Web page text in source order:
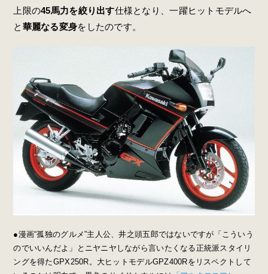
上限の45馬力を絞り出す仕様となり、一躍ヒットモデルへ
と 華麗なる変身をしたのです。
●漫画“孤独のグルメ”主人公、井之頭五郎ではないですが「こういう
のでいいんだよ」とニヤニヤしながら言いたくなる正統派スタイリ
ングを得たGPX250R。大ヒットモデルGPZ400Rをリスペクトして